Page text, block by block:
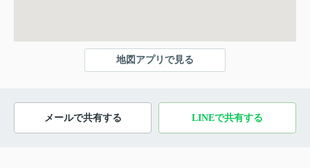
地図アプリで見る
メールで共有する LINEで共有する